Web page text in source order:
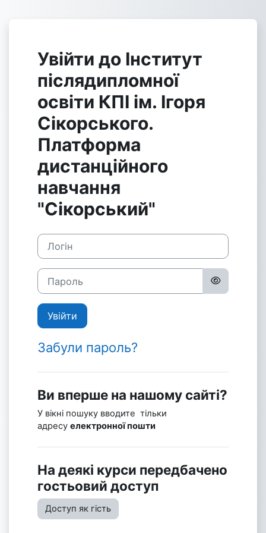
Увійти до Інститут
післядипломної
освіти КПІ ім. Ігоря
Сікорського.
Платформа
дистанційного
навчання
"Сікорський"
Логін
Пароль
Увійти
Забули пароль?
Ви вперше на нашому сайті?
У вікні пошуку вводите тільки
адресу електронної пошти
На деякі курси передбачено
гостьовий доступ
Доступ як гість